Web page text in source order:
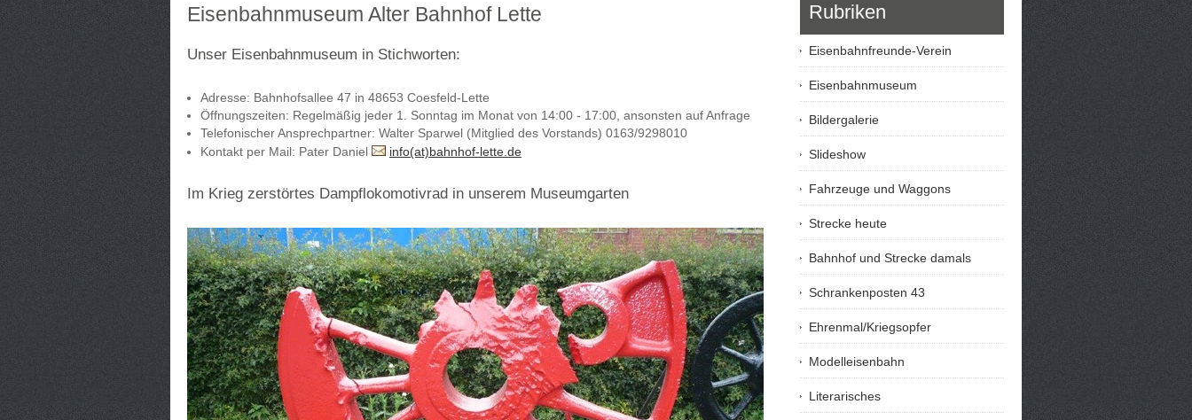
Rubriken
Eisenbahnfreunde-Verein
Eisenbahnmuseum
Bildergalerie
Slideshow
Fahrzeuge und Waggons
Strecke heute
Bahnhof und Strecke damals
Schrankenposten 43
Ehrenmal/Kriegsopfer
Modelleisenbahn
Literarisches
Eisenbahnmuseum Alter Bahnhof Lette
Unser Eisenbahnmuseum in Stichworten:
Adresse: Bahnhofsallee 47 in 48653 Coesfeld-Lette
Öffnungszeiten: Regelmäßig jeder 1. Sonntag im Monat von 14:00 - 17:00, ansonsten auf Anfrage
Telefonischer Ansprechpartner: Walter Sparwel (Mitglied des Vorstands) 0163/9298010
Kontakt per Mail: Pater Daniel
info(at)bahnhof-lette.de
Im Krieg zerstörtes Dampflokomotivrad in unserem Museumgarten